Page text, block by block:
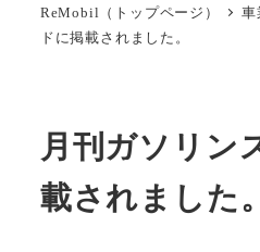
ReMobil（トップページ） 車
ドに掲載されました。
月刊ガソリン
載されました。